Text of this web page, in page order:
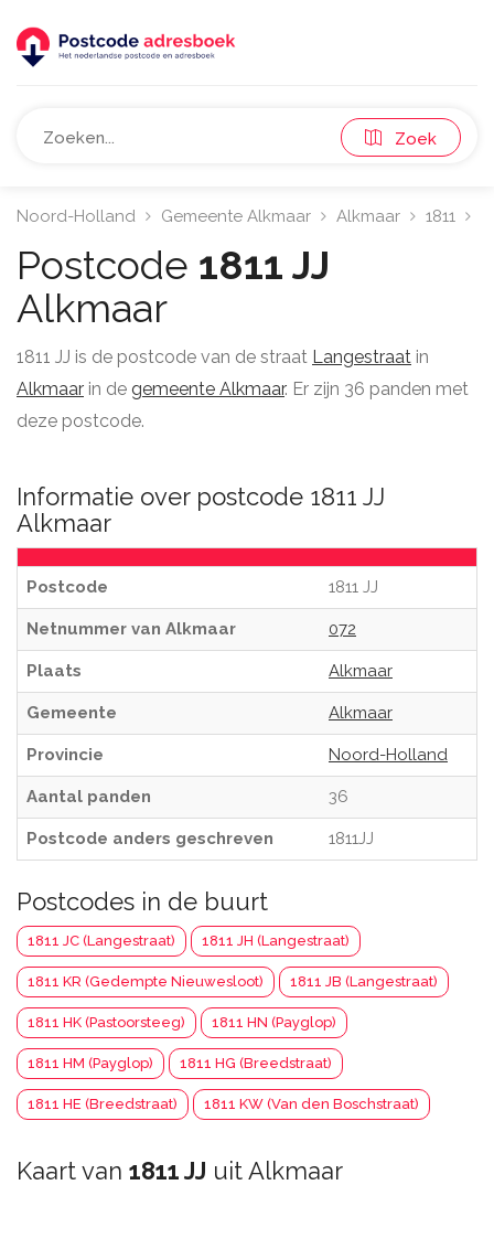
Zoek
Noord-Holland Gemeente Alkmaar Alkmaar 1811
Postcode 1811 JJ
Alkmaar
1811 JJ is de postcode van de straat Langestraat in
Alkmaar in de gemeente Alkmaar. Er zijn 36 panden met
deze postcode.
Informatie over postcode 1811 JJ
Alkmaar
Postcode 1811 JJ
Netnummer van Alkmaar 072
Plaats Alkmaar
Gemeente Alkmaar
Provincie Noord-Holland
Aantal panden 36
Postcode anders geschreven 1811JJ
Postcodes in de buurt
1811 JC (Langestraat) 1811 JH (Langestraat)
1811 KR (Gedempte Nieuwesloot) 1811 JB (Langestraat)
1811 HK (Pastoorsteeg) 1811 HN (Payglop)
1811 HM (Payglop) 1811 HG (Breedstraat)
1811 HE (Breedstraat) 1811 KW (Van den Boschstraat)
Kaart van 1811 JJ uit Alkmaar